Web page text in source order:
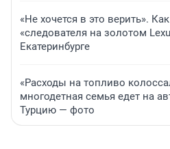
«Не хочется в это верить».
«следователя на золотом
Екатеринбурге
«Расходы на топливо
многодетная семья едет на
Турцию — фото